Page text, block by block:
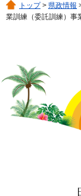
トップ> 県政情報
業訓練（委託訓練）事